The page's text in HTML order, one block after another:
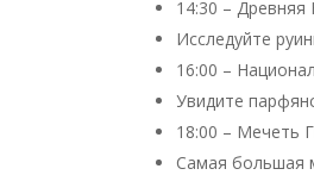
14:30 –
Исследуйте
16:00 –
Увидите
18:00 – Мечеть
Самая большая